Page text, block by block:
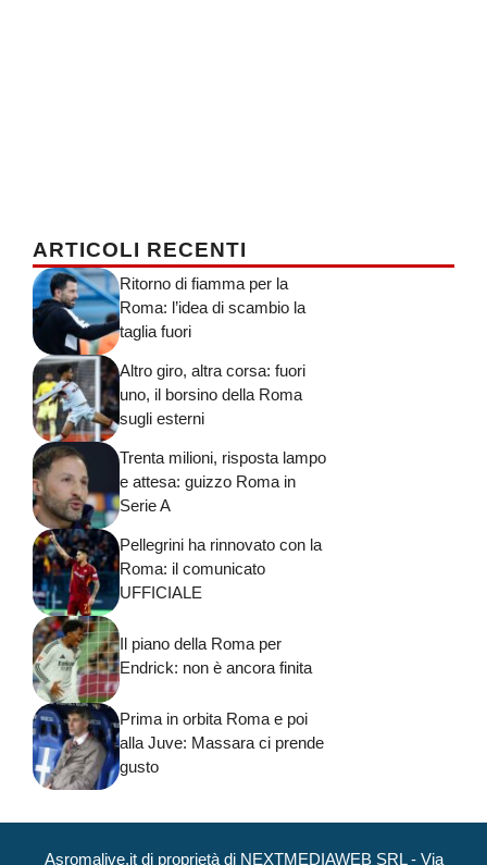
ARTICOLI RECENTI
Ritorno di fiamma per la
Roma: l’idea di scambio la
taglia fuori
Altro giro, altra corsa: fuori
uno, il borsino della Roma
sugli esterni
Trenta milioni, risposta lampo
e attesa: guizzo Roma in
Serie A
Pellegrini ha rinnovato con la
Roma: il comunicato
UFFICIALE
Il piano della Roma per
Endrick: non è ancora finita
Prima in orbita Roma e poi
alla Juve: Massara ci prende
gusto
Asromalive.it di proprietà di NEXTMEDIAWEB SRL - Via